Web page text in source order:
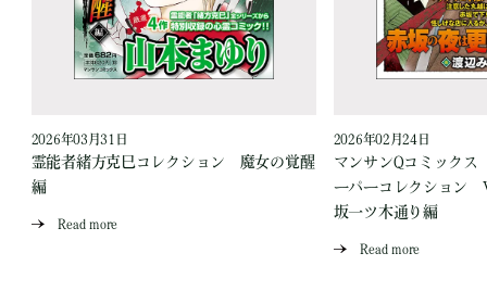
2026年03月31日
霊能者緒方克巳コレクション 魔女の覚醒
編
Read more
2026年02月24日
マンサンQコミック
ーパーコレクション
坂一ツ木通り編
Read more